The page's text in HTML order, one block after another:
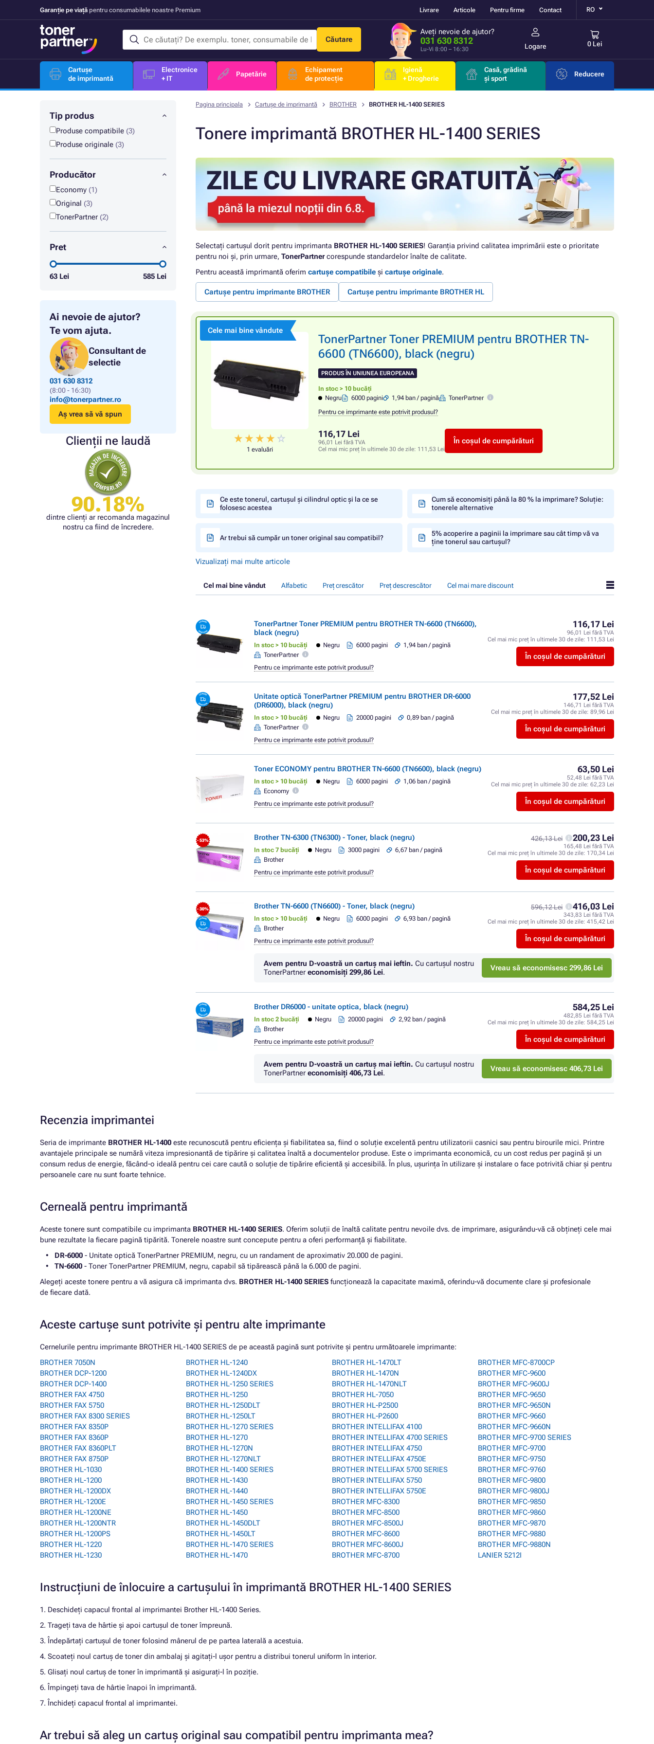
Garanție pe viață pentru consumabilele noastre Premium Livrare Articole Pentru firme Contact RO
Căutare
Aveți nevoie de ajutor?
031 630 8312
Lu-Vi 8:00 – 16:30 Logare 0 Lei
Cartușe
de imprimantă
Electronice
+ IT
Papetărie
Echipament
de protecție
Igienă
+ Drogherie
Casă, grădină
și sport
Reducere
Tip produs
Produse compatibile (3)
Produse originale (3)
Producător
Economy (1)
Original (3)
TonerPartner (2)
Pret
63 Lei 585 Lei
Ai nevoie de ajutor?
Te vom ajuta.
Consultant de
selectie
031 630 8312
(8:00 - 16:30)
info@tonerpartner.ro
Aș vrea să vă spun
Clienții ne laudă
90.18%
dintre clienți ar recomanda magazinul
nostru ca fiind de încredere.
Pagina principala Cartușe de imprimantă BROTHER BROTHER HL-1400 SERIES
Tonere imprimantă BROTHER HL-1400 SERIES
Selectați cartușul dorit pentru imprimanta BROTHER HL-1400 SERIES! Garanția privind calitatea imprimării este o prioritate
pentru noi și, prin urmare, TonerPartnercorespunde standardelor înalte de calitate.
Pentru această imprimantă oferim cartușe compatibile și cartușe originale.
Cartușe pentru imprimante BROTHER Cartușe pentru imprimante BROTHER HL
Cele mai bine vândute
1 evaluări
TonerPartner Toner PREMIUM pentru BROTHER TN-
6600 (TN6600), black (negru)
PRODUS ÎN UNIUNEA EUROPEANA
In stoc > 10 bucăți
Negru
6000 pagini 1,94 ban / pagină
TonerPartner
Pentru ce imprimante este potrivit produsul?
116,17 Lei
96,01 Lei fără TVA
Cel mai mic preț în ultimele 30 de zile: 111,53 Lei
În coșul de cumpărături
Ce este tonerul, cartușul și cilindrul optic și la ce se
folosesc acestea
Cum să economisiți până la 80 % la imprimare? Soluție:
tonerele alternative
Ar trebui să cumpăr un toner original sau compatibil?
5% acoperire a paginii la imprimare sau cât timp vă va
ține tonerul sau cartușul?
Vizualizați mai multe articole
Cel mai bine vândut Alfabetic Preț crescător Preț descrescător Cel mai mare discount
TonerPartner Toner PREMIUM pentru BROTHER TN-6600 (TN6600),
black (negru)
In stoc > 10 bucăți Negru 6000 pagini
1,94 ban / pagină
TonerPartner
116,17 Lei
96,01 Lei fără TVA
Cel mai mic preț în ultimele 30 de zile: 111,53 Lei
În coșul de cumpărături
Pentru ce imprimante este potrivit produsul?
Unitate optică TonerPartner PREMIUM pentru BROTHER DR-6000
(DR6000), black (negru)
In stoc > 10 bucăți Negru 20000 pagini
0,89 ban / pagină
TonerPartner
177,52 Lei
146,71 Lei fără TVA
Cel mai mic preț în ultimele 30 de zile: 89,96 Lei
În coșul de cumpărături
Pentru ce imprimante este potrivit produsul?
Toner ECONOMY pentru BROTHER TN-6600 (TN6600), black (negru)
In stoc > 10 bucăți Negru 6000 pagini
1,06 ban / pagină
Economy
63,50 Lei
52,48 Lei fără TVA
Cel mai mic preț în ultimele 30 de zile: 62,23 Lei
În coșul de cumpărături
Pentru ce imprimante este potrivit produsul?
- 53% Brother TN-6300 (TN6300) - Toner, black (negru)
In stoc 7 bucăți Negru 3000 pagini
6,67 ban / pagină
Brother
426,13 Lei 200,23 Lei
165,48 Lei fără TVA
Cel mai mic preț în ultimele 30 de zile: 170,34 Lei
În coșul de cumpărături
Pentru ce imprimante este potrivit produsul?
- 30% Brother TN-6600 (TN6600) - Toner, black (negru)
In stoc > 10 bucăți Negru 6000 pagini
6,93 ban / pagină
Brother
596,12 Lei 416,03 Lei
343,83 Lei fără TVA
Cel mai mic preț în ultimele 30 de zile: 415,42 Lei
În coșul de cumpărături
Pentru ce imprimante este potrivit produsul?
Avem pentru D-voastră un cartuș mai ieftin. Cu cartuşul nostru
TonerPartner economisiţi 299,86 Lei. Vreau să economisesc 299,86 Lei
Brother DR6000 - unitate optica, black (negru)
In stoc 2 bucăți Negru 20000 pagini
2,92 ban / pagină
Brother
584,25 Lei
482,85 Lei fără TVA
Cel mai mic preț în ultimele 30 de zile: 584,25 Lei
În coșul de cumpărături
Pentru ce imprimante este potrivit produsul?
Avem pentru D-voastră un cartuș mai ieftin. Cu cartuşul nostru
TonerPartner economisiţi 406,73 Lei. Vreau să economisesc 406,73 Lei
Recenzia imprimantei
Seria de imprimante BROTHER HL-1400 este recunoscută pentru eficiența și fiabilitatea sa, fiind o soluție excelentă pentru utilizatorii casnici sau pentru birourile mici. Printre
avantajele principale se numără viteza impresionantă de tipărire și calitatea înaltă a documentelor produse. Este o imprimanta economică, cu un cost redus per pagină și un
consum redus de energie, făcând-o ideală pentru cei care caută o soluție de tipărire eficientă și accesibilă. În plus, ușurința în utilizare și instalare o face potrivită chiar și pentru
persoanele care nu sunt foarte tehnice.
Cerneală pentru imprimantă
Aceste tonere sunt compatibile cu imprimanta BROTHER HL-1400 SERIES. Oferim soluții de înaltă calitate pentru nevoile dvs. de imprimare, asigurându-vă că obțineți cele mai
bune rezultate la fiecare pagină tipărită. Tonerele noastre sunt concepute pentru a oferi performanță și fiabilitate.
DR-6000 - Unitate optică TonerPartner PREMIUM, negru, cu un randament de aproximativ 20.000 de pagini.
TN-6600 - Toner TonerPartner PREMIUM, negru, capabil să tipărească până la 6.000 de pagini.
Alegeți aceste tonere pentru a vă asigura că imprimanta dvs. BROTHER HL-1400 SERIES funcționează la capacitate maximă, oferindu-vă documente clare și profesionale
de fiecare dată.
Aceste cartușe sunt potrivite și pentru alte imprimante
Cernelurile pentru imprimante BROTHER HL-1400 SERIES de pe această pagină sunt potrivite și pentru următoarele imprimante:
BROTHER 7050N
BROTHER DCP-1200
BROTHER DCP-1400
BROTHER FAX 4750
BROTHER FAX 5750
BROTHER FAX 8300 SERIES
BROTHER FAX 8350P
BROTHER FAX 8360P
BROTHER FAX 8360PLT
BROTHER FAX 8750P
BROTHER HL-1030
BROTHER HL-1200
BROTHER HL-1200DX
BROTHER HL-1200E
BROTHER HL-1200NE
BROTHER HL-1200NTR
BROTHER HL-1200PS
BROTHER HL-1220
BROTHER HL-1230
BROTHER HL-1240
BROTHER HL-1240DX
BROTHER HL-1250 SERIES
BROTHER HL-1250
BROTHER HL-1250DLT
BROTHER HL-1250LT
BROTHER HL-1270 SERIES
BROTHER HL-1270
BROTHER HL-1270N
BROTHER HL-1270NLT
BROTHER HL-1400 SERIES
BROTHER HL-1430
BROTHER HL-1440
BROTHER HL-1450 SERIES
BROTHER HL-1450
BROTHER HL-1450DLT
BROTHER HL-1450LT
BROTHER HL-1470 SERIES
BROTHER HL-1470
BROTHER HL-1470LT
BROTHER HL-1470N
BROTHER HL-1470NLT
BROTHER HL-7050
BROTHER HL-P2500
BROTHER HL-P2600
BROTHER INTELLIFAX 4100
BROTHER INTELLIFAX 4700 SERIES
BROTHER INTELLIFAX 4750
BROTHER INTELLIFAX 4750E
BROTHER INTELLIFAX 5700 SERIES
BROTHER INTELLIFAX 5750
BROTHER INTELLIFAX 5750E
BROTHER MFC-8300
BROTHER MFC-8500
BROTHER MFC-8500J
BROTHER MFC-8600
BROTHER MFC-8600J
BROTHER MFC-8700
BROTHER MFC-8700CP
BROTHER MFC-9600
BROTHER MFC-9600J
BROTHER MFC-9650
BROTHER MFC-9650N
BROTHER MFC-9660
BROTHER MFC-9660N
BROTHER MFC-9700 SERIES
BROTHER MFC-9700
BROTHER MFC-9750
BROTHER MFC-9760
BROTHER MFC-9800
BROTHER MFC-9800J
BROTHER MFC-9850
BROTHER MFC-9860
BROTHER MFC-9870
BROTHER MFC-9880
BROTHER MFC-9880N
LANIER 5212I
Instrucțiuni de înlocuire a cartușului în imprimantă BROTHER HL-1400 SERIES
1. Deschideți capacul frontal al imprimantei Brother HL-1400 Series.
2. Trageți tava de hârtie și apoi cartușul de toner împreună.
3. Îndepărtați cartușul de toner folosind mânerul de pe partea laterală a acestuia.
4. Scoateți noul cartuș de toner din ambalaj și agitați-l ușor pentru a distribui tonerul uniform în interior.
5. Glisați noul cartuș de toner în imprimantă și asigurați-l în poziție.
6. Împingeți tava de hârtie înapoi în imprimantă.
7. Închideți capacul frontal al imprimantei.
Ar trebui să aleg un cartuș original sau compatibil pentru imprimanta mea?